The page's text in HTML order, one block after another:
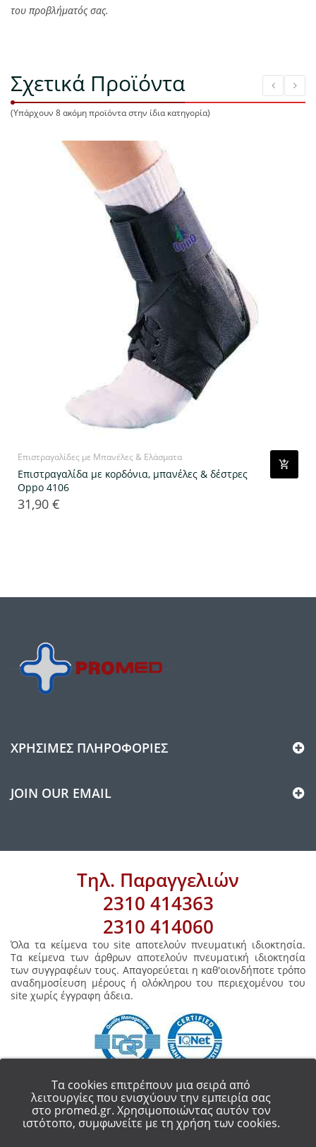
Τα cookies επιτρέπουν μια σειρά από
λειτουργίες που ενισχύουν την εμπειρία σας
στο promed.gr. Χρησιμοποιώντας αυτόν τον
ιστότοπο, συμφωνείτε με τη χρήση των cookies.
του προβλήματός σας.
Σχετικά Προϊόντα
(Υπάρχουν 8 ακόμη προϊόντα στην ίδια κατηγορία)
Επιστραγαλίδες με Μπανέλες & Ελάσματα
Επιστραγαλίδα με κορδόνια, μπανέλες & δέστρες
Oppo 4106
Τιμή
31,90 €
ΧΡΉΣΙΜΕΣ ΠΛΗΡΟΦΟΡΊΕΣ
JOIN OUR EMAIL
Τηλ. Παραγγελιών
2310 414363
2310 414060
Όλα τα κείμενα του site αποτελούν πνευματική ιδιοκτησία.
Τα κείμενα των άρθρων αποτελούν πνευματική ιδιοκτησία
των συγγραφέων τους. Απαγορεύεται η καθ'οιονδήποτε τρόπο
αναδημοσίευση μέρους ή ολόκληρου του περιεχομένου του
site χωρίς έγγραφη άδεια.
COPYRIGHT 2018 - ALL RIGHT RESERVED.PROMED ΟΡΘΟΠΕΔΙΚΑ ΕΙΔΗ
ΘΕΣΣΑΛΟΝΙΚΗ